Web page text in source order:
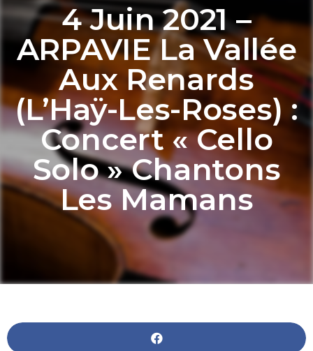
4 Juin 2021 –
ARPAVIE La Vallée
Aux Renards
(L’Haÿ-Les-Roses) :
Concert « Cello
Solo » Chantons
Les Mamans